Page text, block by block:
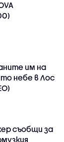
им на
небе в Лос
съобщи за